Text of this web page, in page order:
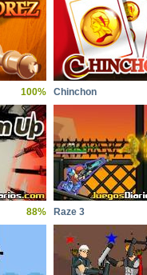
100% Chinchon
88% Raze 3